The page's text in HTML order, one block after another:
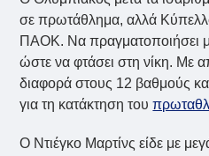
σε πρωτάθλημα, αλλά
ΠΑΟΚ. Να πραγματοποιήσει
ώστε να φτάσει στη νίκη. Με
διαφορά στους 12 βαθμούς
για τη κατάκτηση του
Ο Ντιέγκο Μαρτίνς είδε με